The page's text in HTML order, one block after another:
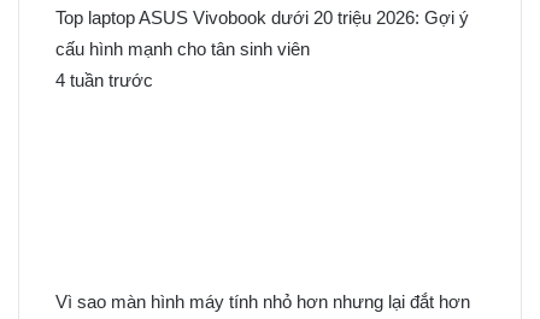
Top laptop ASUS Vivobook dưới 20 triệu 2026: Gợi ý
cấu hình mạnh cho tân sinh viên
4 tuần trước
Vì sao màn hình máy tính nhỏ hơn nhưng lại đắt hơn